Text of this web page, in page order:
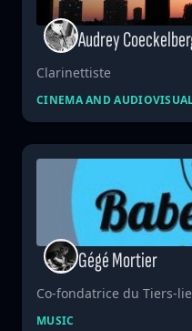
Audrey
Clarinettiste
CINEMA AND
Gégé Mortier
Co-fondatrice du Tiers-
MUSIC